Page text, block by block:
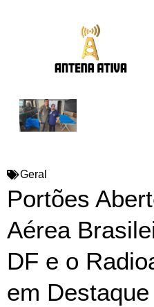
Geral
Portões
Aérea
DF e o
em Destaque